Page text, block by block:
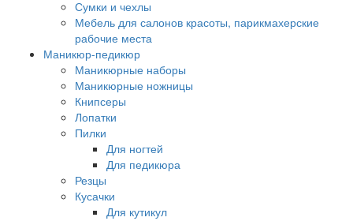
Сумки и чехлы
Мебель для салонов красоты, парикмахерские
рабочие места
Маникюр-педикюр
Маникюрные наборы
Маникюрные ножницы
Книпсеры
Лопатки
Пилки
Для ногтей
Для педикюра
Резцы
Кусачки
Для кутикул